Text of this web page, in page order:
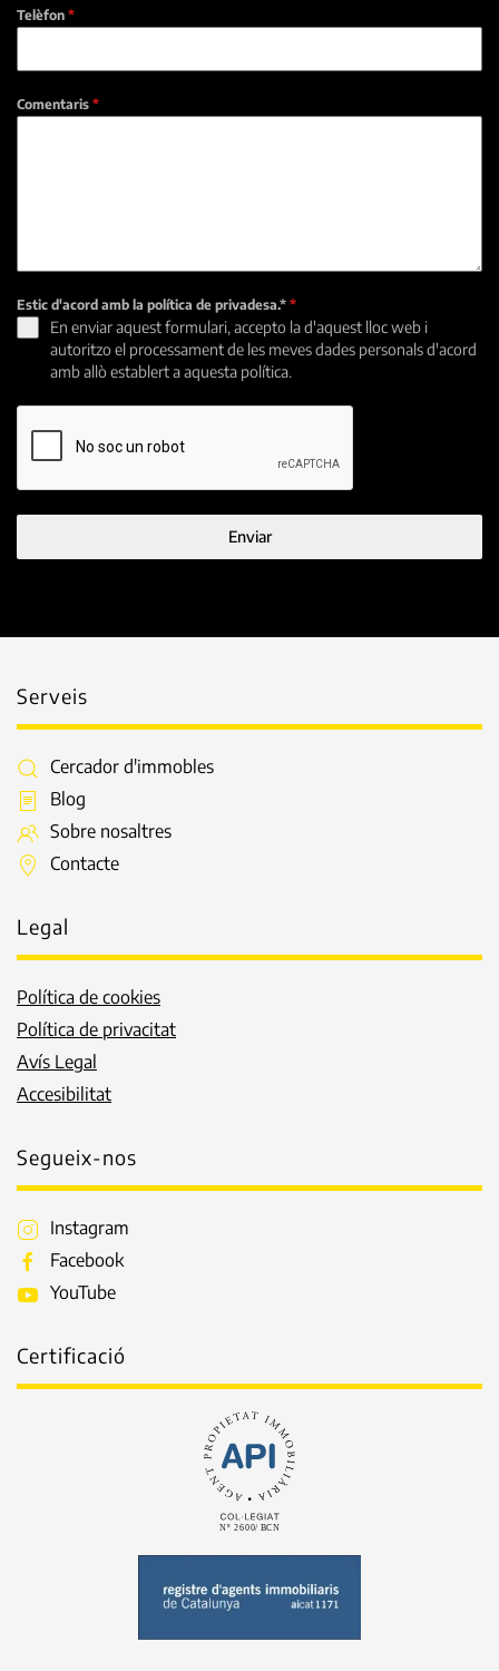
Telèfon *
Comentaris *
Estic d'acord amb la política de privadesa.* *
En enviar aquest formulari, accepto la d'aquest lloc web i
autoritzo el processament de les meves dades personals d'acord
amb allò establert a aquesta política.
Enviar
Serveis
Cercador d'immobles
Blog
Sobre nosaltres
Contacte
Legal
Política de cookies
Política de privacitat
Avís Legal
Accesibilitat
Segueix-nos
Instagram
Facebook
YouTube
Certificació